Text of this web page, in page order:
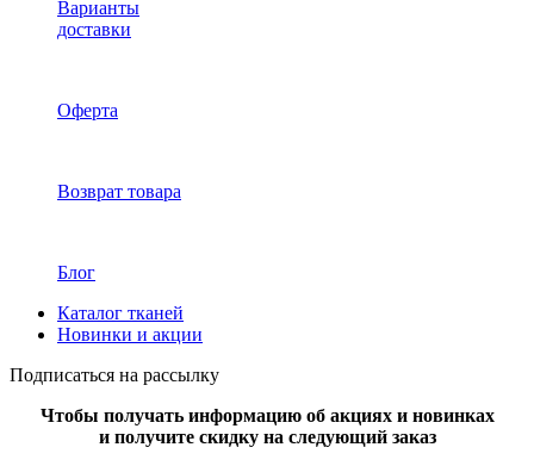
Варианты
доставки
Оферта
Возврат товара
Блог
Каталог тканей
Новинки и акции
Подписаться на рассылку
Чтобы получать информацию об акциях и новинках
и получите скидку на следующий заказ